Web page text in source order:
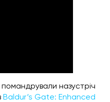
назустріч
Baldur’s Gate: Enhanced